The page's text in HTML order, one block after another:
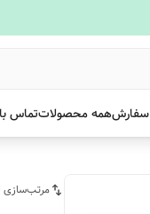
سفارشهمه محصولاتتماس
مرتب‌سازی